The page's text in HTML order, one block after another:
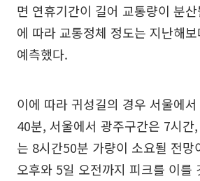
면 연휴기간이 길어 교통량이 분
에 따라 교통정체 정도는 지난해
예측했다.
이에 따라 귀성길의 경우 서울에
40분, 서울에서 광주구간은 7시간
는 8시간50분 가량이 소요될 전망
오후와 5일 오전까지 피크를 이를